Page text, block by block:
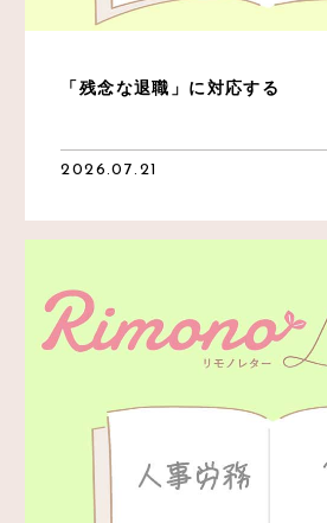
「残念な退職」に対応する
2026.07.21